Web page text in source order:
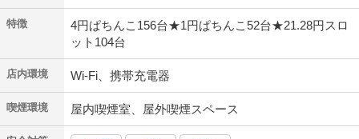
特徴
4円ぱちんこ156台★1円ぱちんこ52台★21.28円スロ
ット104台
店内環境 Wi-Fi、携帯充電器
喫煙環境 屋内喫煙室、屋外喫煙スペース